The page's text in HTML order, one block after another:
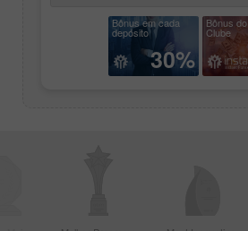
Bônus em cada
depósito
30%
Bônus do
Clube